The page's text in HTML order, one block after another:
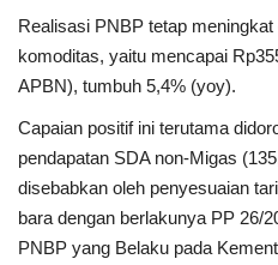
Realisasi PNBP tetap
komoditas, yaitu mencapai
APBN), tumbuh 5,4% (yoy).
Capaian positif ini terutama
pendapatan SDA non-Migas
disebabkan oleh penyesuaian
bara dengan berlakunya PP 26/
PNBP yang Belaku pada